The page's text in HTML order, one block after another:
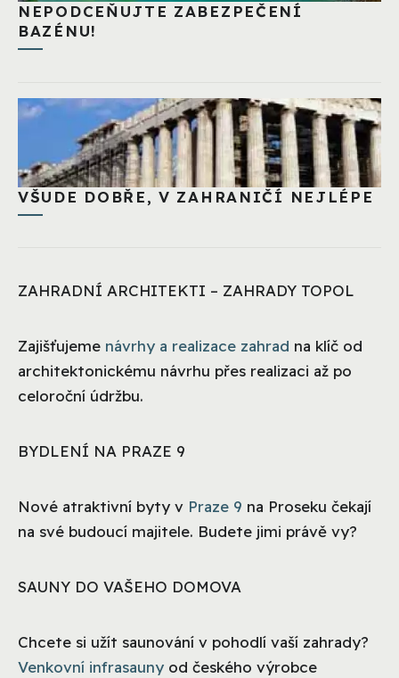
NEPODCEŇUJTE ZABEZPEČENÍ
BAZÉNU!
VŠUDE DOBŘE, V ZAHRANIČÍ NEJLÉPE
ZAHRADNÍ ARCHITEKTI – ZAHRADY TOPOL
Zajišťujeme návrhy a realizace zahrad na klíč od
architektonickému návrhu přes realizaci až po
celoroční údržbu.
BYDLENÍ NA PRAZE 9
Nové atraktivní byty v Praze 9 na Proseku čekají
na své budoucí majitele. Budete jimi právě vy?
SAUNY DO VAŠEHO DOMOVA
Chcete si užít saunování v pohodlí vaší zahrady?
Venkovní infrasauny od českého výrobce